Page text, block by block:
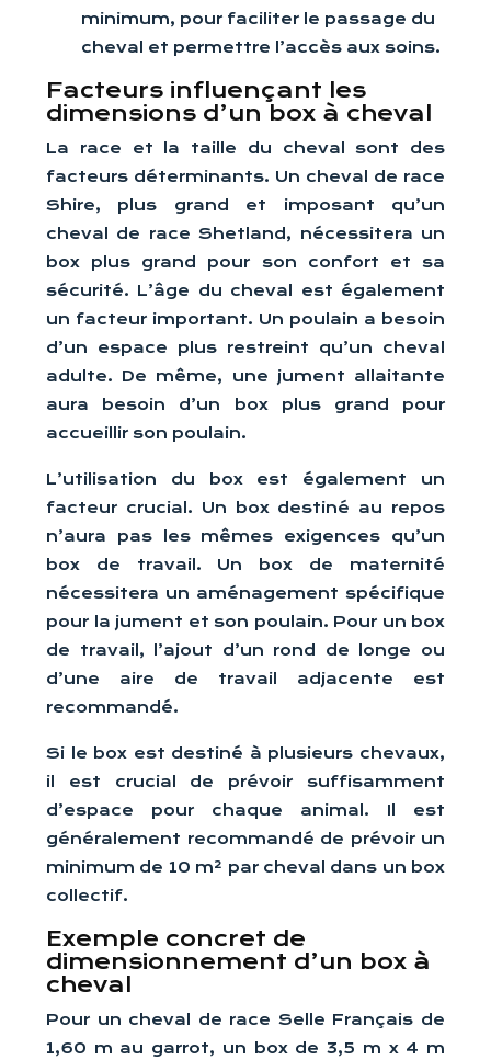
minimum, pour faciliter le passage du
cheval et permettre l’accès aux soins.
Facteurs influençant les
dimensions d’un box à cheval
La race et la taille du cheval sont des
facteurs déterminants. Un cheval de race
Shire, plus grand et imposant qu’un
cheval de race Shetland, nécessitera un
box plus grand pour son confort et sa
sécurité. L’âge du cheval est également
un facteur important. Un poulain a besoin
d’un espace plus restreint qu’un cheval
adulte. De même, une jument allaitante
aura besoin d’un box plus grand pour
accueillir son poulain.
L’utilisation du box est également un
facteur crucial. Un box destiné au repos
n’aura pas les mêmes exigences qu’un
box de travail. Un box de maternité
nécessitera un aménagement spécifique
pour la jument et son poulain. Pour un box
de travail, l’ajout d’un rond de longe ou
d’une aire de travail adjacente est
recommandé.
Si le box est destiné à plusieurs chevaux,
il est crucial de prévoir suffisamment
d’espace pour chaque animal. Il est
généralement recommandé de prévoir un
minimum de 10 m² par cheval dans un box
collectif.
Exemple concret de
dimensionnement d’un box à
cheval
Pour un cheval de race Selle Français de
1,60 m au garrot, un box de 3,5 m x 4 m